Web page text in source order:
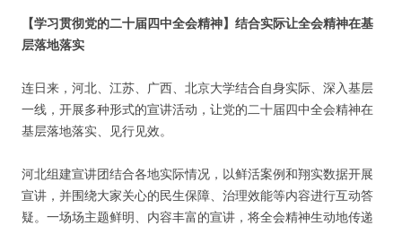
【学习贯彻党的二十届四中全会精神】结合实际让全会精神在基
层落地落实
连日来，河北、江苏、广西、北京大学结合自身实际、深入基层
一线，开展多种形式的宣讲活动，让党的二十届四中全会精神在
基层落地落实、见行见效。
河北组建宣讲团结合各地实际情况，以鲜活案例和翔实数据开展
宣讲，并围绕大家关心的民生保障、治理效能等内容进行互动答
疑。一场场主题鲜明、内容丰富的宣讲，将全会精神生动地传递